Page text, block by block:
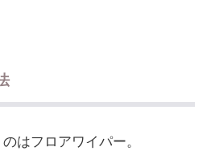
はフロアワイパー。